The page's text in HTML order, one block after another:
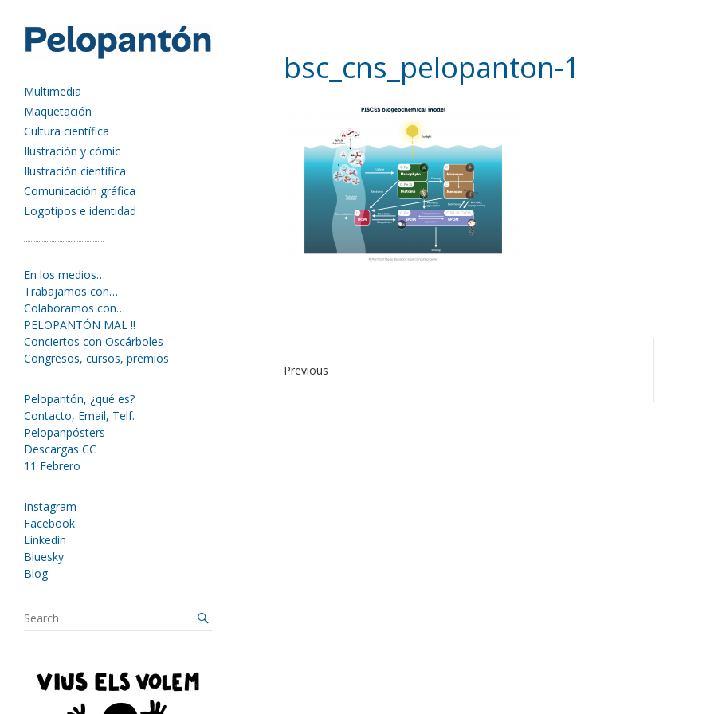
Multimedia
Maquetación
Cultura científica
Ilustración y cómic
Ilustración científica
Comunicación gráfica
Logotipos e identidad
bsc_cns_pelopanton-1
Previous
En los medios…
Trabajamos con…
Colaboramos con…
PELOPANTÓN MAL !!
Conciertos con Oscárboles
Congresos, cursos, premios
Pelopantón, ¿qué es?
Contacto, Email, Telf.
Pelopanpósters
Descargas CC
11 Febrero
Instagram
Facebook
Linkedin
Bluesky
Blog
S
e